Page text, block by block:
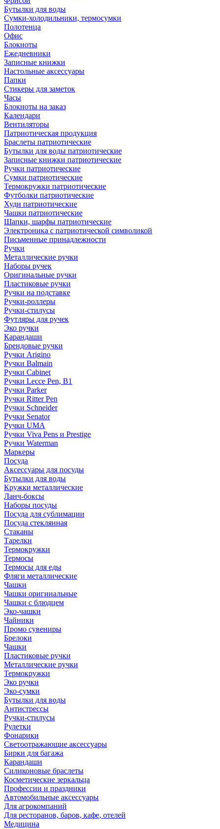
Бутылки для воды
Сумки-холодильники, термосумки
Полотенца
Офис
Блокноты
Ежедневники
Записные книжки
Настольные аксессуары
Папки
Стикеры для заметок
Часы
Блокноты на заказ
Календари
Вентиляторы
Патриотическая продукция
Браслеты патриотические
Бутылки для воды патриотические
Записные книжки патриотические
Ручки патриотические
Сумки патриотические
Термокружки патриотические
Футболки патриотические
Худи патриотические
Чашки патриотические
Шапки, шарфы патриотические
Электроника с патриотической символикой
Письменные принадлежности
Ручки
Металлические ручки
Наборы ручек
Оригинальные ручки
Пластиковые ручки
Ручки на подставке
Ручки-роллеры
Ручки-стилусы
Футляры для ручек
Эко ручки
Карандаши
Брендовые ручки
Ручки Arigino
Ручки Balmain
Ручки Cabinet
Ручки Lecce Pen, B1
Ручки Parker
Ручки Ritter Pen
Ручки Schneider
Ручки Senator
Ручки UMA
Ручки Viva Pens и Prestige
Ручки Waterman
Маркеры
Посуда
Аксессуары для посуды
Бутылки для воды
Кружки металлические
Ланч-боксы
Наборы посуды
Посуда для сублимации
Посуда стеклянная
Стаканы
Тарелки
Термокружки
Термосы
Термосы для еды
Фляги металлические
Чашки
Чашки оригинальные
Чашки с блюдцем
Эко-чашки
Чайники
Промо сувениры
Брелоки
Чашки
Пластиковые ручки
Металлические ручки
Термокружки
Эко ручки
Эко-сумки
Бутылки для воды
Антистрессы
Ручки-стилусы
Рулетки
Фонарики
Светоотражающие аксессуары
Бирки для багажа
Карандаши
Силиконовые браслеты
Косметические зеркальца
Профессии и праздники
Автомобильные аксессуары
Для агрокомпаний
Для ресторанов, баров, кафе, отелей
Медицина